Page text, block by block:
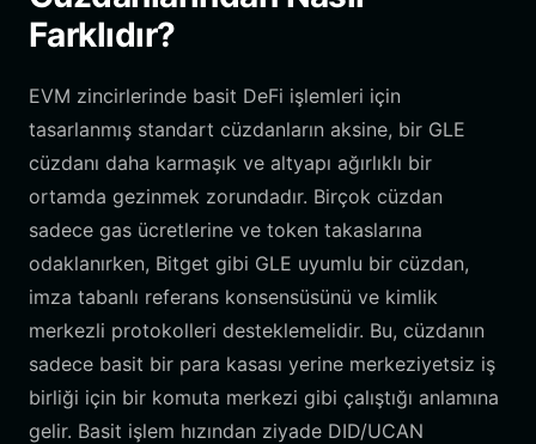
Farklıdır?
EVM zincirlerinde basit DeFi işlemleri için
tasarlanmış standart cüzdanların aksine, bir GLE
cüzdanı daha karmaşık ve altyapı ağırlıklı bir
ortamda gezinmek zorundadır. Birçok cüzdan
sadece gas ücretlerine ve token takaslarına
odaklanırken, Bitget gibi GLE uyumlu bir cüzdan,
imza tabanlı referans konsensüsünü ve kimlik
merkezli protokolleri desteklemelidir. Bu, cüzdanın
sadece basit bir para kasası yerine merkeziyetsiz iş
birliği için bir komuta merkezi gibi çalıştığı anlamına
gelir. Basit işlem hızından ziyade DID/UCAN